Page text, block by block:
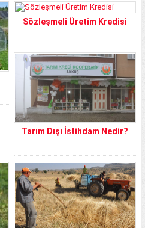
Sözleşmeli Üretim Kredisi
Tarım Dışı İstihdam Nedir?